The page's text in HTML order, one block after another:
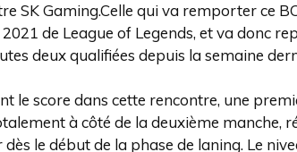
SK Gaming.Celle qui va remporter ce
de League of Legends, et va donc
deux qualifiées depuis la semaine
le score dans cette rencontre, une
à côté de la deuxième manche,
le début de la phase de laning. Le